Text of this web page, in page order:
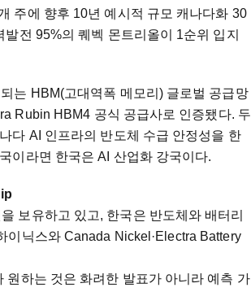
주에 향후 10년 예시적 규모 캐나다화 30
전 95%의 퀘벡 몬트리올이 1순위 입지
는 HBM(고대역폭 메모리) 글로벌 공급망
Rubin HBM4 공식 공급사로 인증됐다. 두
다 AI 인프라의 반도체 수급 안정성을 한
이라면 한국은 AI 산업화 강국이다.
보유하고 있고, 한국은 반도체와 배터리
이닉스와 Canada Nickel·Electra Battery
원하는 것은 화려한 발표가 아니라 예측 가